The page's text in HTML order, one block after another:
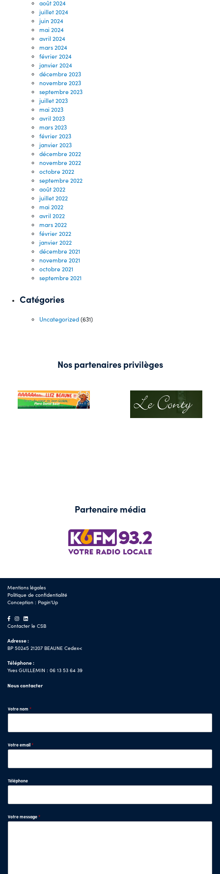
août 2024
juillet 2024
juin 2024
mai 2024
avril 2024
mars 2024
février 2024
janvier 2024
décembre 2023
novembre 2023
septembre 2023
juillet 2023
mai 2023
avril 2023
mars 2023
février 2023
janvier 2023
décembre 2022
novembre 2022
octobre 2022
septembre 2022
août 2022
juillet 2022
mai 2022
avril 2022
mars 2022
février 2022
janvier 2022
décembre 2021
novembre 2021
octobre 2021
septembre 2021
Catégories
Uncategorized(631)
Nos partenaires privilèges
Partenaire média
Mentions légales
Politique de confidentialité
Conception : Pagin'Up
Contacter le CSB
Adresse :
BP 50245 21207 BEAUNE Cedex<
Téléphone :
Yves GUILLEMIN : 06 13 53 64 39
Nous contacter
Votre nom *
Votre email*
Téléphone
Votre message*